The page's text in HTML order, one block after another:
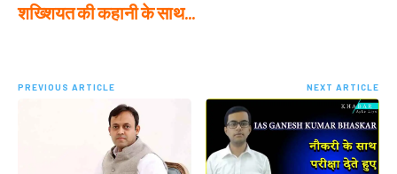
शख्शियत की कहानी के साथ…
PREVIOUS ARTICLE NEXT ARTICLE